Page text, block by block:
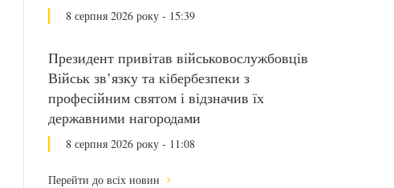
8 серпня 2026 року - 15:39
Президент привітав військовослужбовців
Військ зв’язку та кібербезпеки з
професійним святом і відзначив їх
державними нагородами
8 серпня 2026 року - 11:08
Перейти до всіх новин